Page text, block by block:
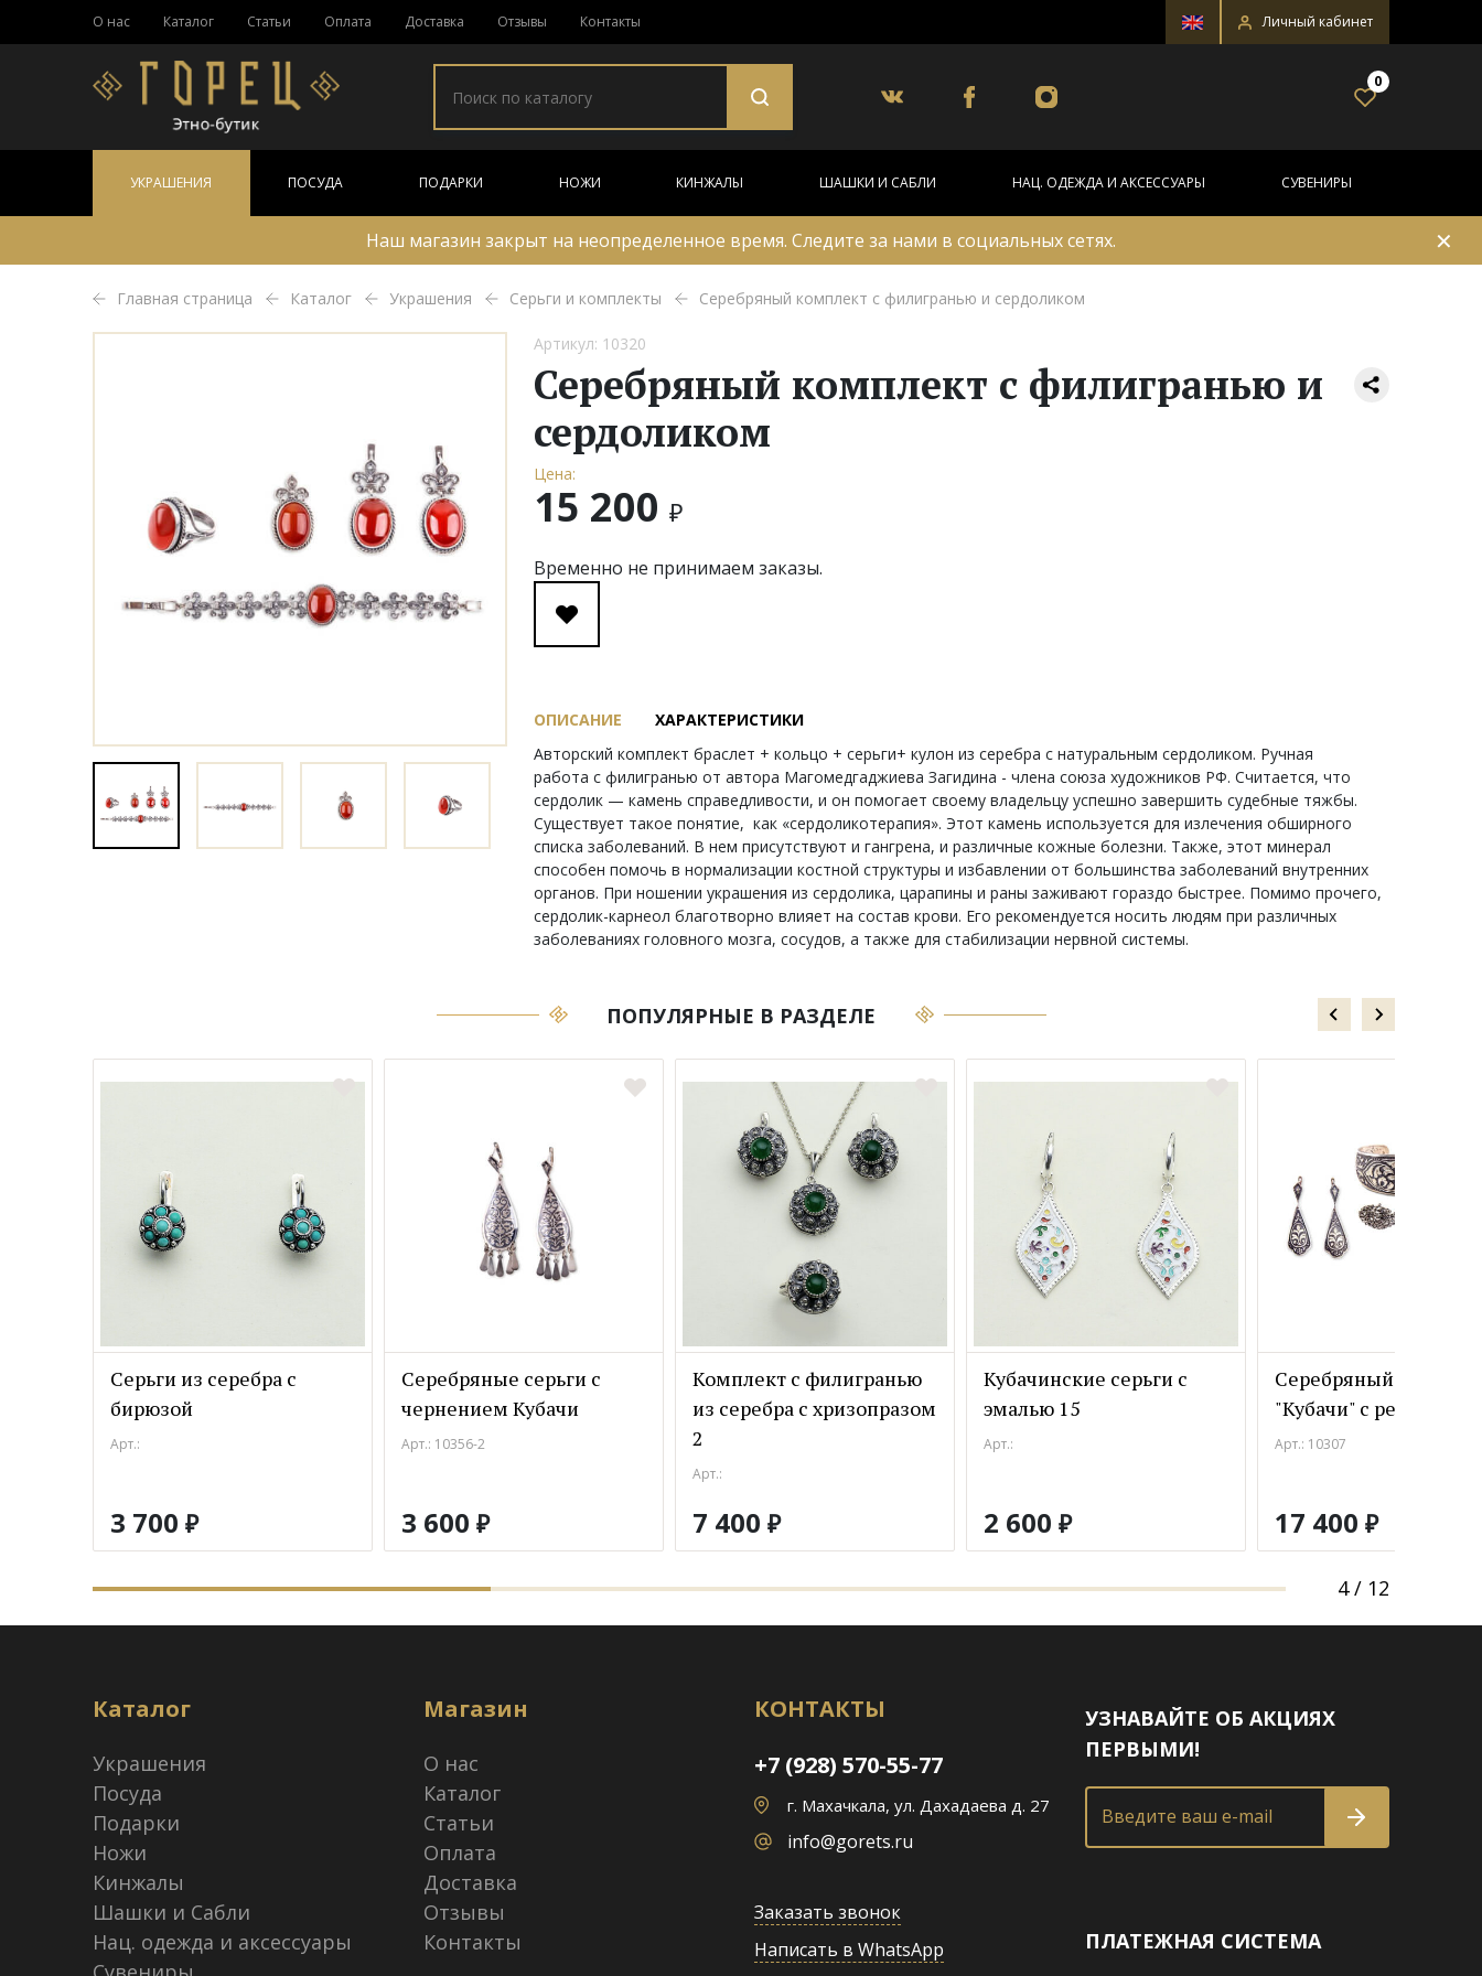
О нас Каталог Статьи Оплата Доставка Отзывы Контакты Личный кабинет
0
УКРАШЕНИЯ ПОСУДА ПОДАРКИ НОЖИ КИНЖАЛЫ ШАШКИ И САБЛИ НАЦ. ОДЕЖДА И АКСЕССУАРЫ СУВЕНИРЫ
Наш магазин закрыт на неопределенное время. Следите за нами в социальных сетях. ✕
Главная страница Каталог Украшения Серьги и комплекты Серебряный комплект с филигранью и сердоликом
Артикул: 10320
Серебряный комплект с филигранью и
сердоликом
Цена:
15 200 ₽
Временно не принимаем заказы.
ОПИСАНИЕ
ХАРАКТЕРИСТИКИ
Авторский комплект браслет + кольцо + серьги+ кулон из серебра с натуральным сердоликом. Ручная
работа с филигранью от автора Магомедгаджиева Загидина - члена союза художников РФ. Считается, что
сердолик — камень справедливости, и он помогает своему владельцу успешно завершить судебные тяжбы.
Существует такое понятие, как «сердоликотерапия». Этот камень используется для излечения обширного
списка заболеваний. В нем присутствуют и гангрена, и различные кожные болезни. Также, этот минерал
способен помочь в нормализации костной структуры и избавлении от большинства заболеваний внутренних
органов. При ношении украшения из сердолика, царапины и раны заживают гораздо быстрее. Помимо прочего,
сердолик-карнеол благотворно влияет на состав крови. Его рекомендуется носить людям при различных
заболеваниях головного мозга, сосудов, а также для стабилизации нервной системы.
ПОПУЛЯРНЫЕ В РАЗДЕЛЕ
Серьги из серебра с
бирюзой
Арт.:
3 700 ₽
Серебряные серьги с
чернением Кубачи
Арт.: 10356-2
3 600 ₽
Комплект с филигранью
из серебра с хризопразом
2
Арт.:
7 400 ₽
Кубачинские серьги с
эмалью 15
Арт.:
2 600 ₽
Серебряный
"Кубачи" с резьбой
Арт.: 10307
17 400 ₽
4 / 12
Каталог
Украшения
Посуда
Подарки
Ножи
Кинжалы
Шашки и Сабли
Нац. одежда и аксессуары
Магазин
О нас
Каталог
Статьи
Оплата
Доставка
Отзывы
Контакты
КОНТАКТЫ
+7 (928) 570-55-77
г. Махачкала, ул. Дахадаева д. 27
info@gorets.ru
Заказать звонок
Написать в WhatsApp
УЗНАВАЙТЕ ОБ АКЦИЯХ
ПЕРВЫМИ!
Введите ваш e-mail
ПЛАТЕЖНАЯ СИСТЕМА